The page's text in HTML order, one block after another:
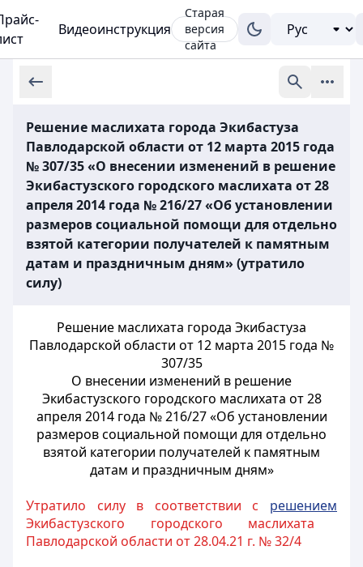
Видеоинструкция
Старая
версия
сайта
Решение маслихата города Экибастуза
Павлодарской области от 12 марта 2015 года
№ 307/35 «О внесении изменений в решение
Экибастузского городского маслихата от 28
апреля 2014 года № 216/27 «Об установлении
размеров социальной помощи для отдельно
взятой категории получателей к памятным
датам и праздничным дням» (утратило
силу)
Решение маслихата города Экибастуза
Павлодарской области от 12 марта 2015 года №
307/35
О внесении изменений в решение
Экибастузского городского маслихата от 28
апреля 2014 года № 216/27 «Об установлении
размеров социальной помощи для отдельно
взятой категории получателей к памятным
датам и праздничным дням»
Утратило силу в соответствии с решением
Экибастузского городского маслихата
Павлодарской области от 28.04.21 г. № 32/4